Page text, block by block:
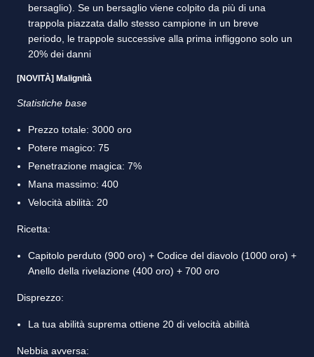
bersaglio). Se un bersaglio viene colpito da più di una
trappola piazzata dallo stesso campione in un breve
periodo, le trappole successive alla prima infliggono solo un
20% dei danni
[NOVITÀ] Malignità
Statistiche base
Prezzo totale: 3000 oro
Potere magico: 75
Penetrazione magica: 7%
Mana massimo: 400
Velocità abilità: 20
Ricetta:
Capitolo perduto (900 oro) + Codice del diavolo (1000 oro) +
Anello della rivelazione (400 oro) + 700 oro
Disprezzo:
La tua abilità suprema ottiene 20 di velocità abilità
Nebbia avversa: